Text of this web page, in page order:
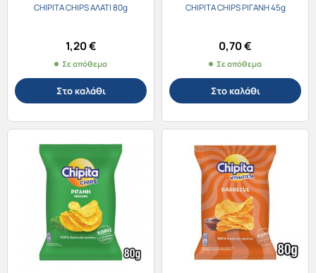
CHIPITA CHIPS ΑΛΑΤΙ 80g
1,20€
Σε απόθεμα
Στο καλάθι
CHIPITA CHIPS ΡΙΓΑΝΗ 45g
0,70€
Σε απόθεμα
Στο καλάθι